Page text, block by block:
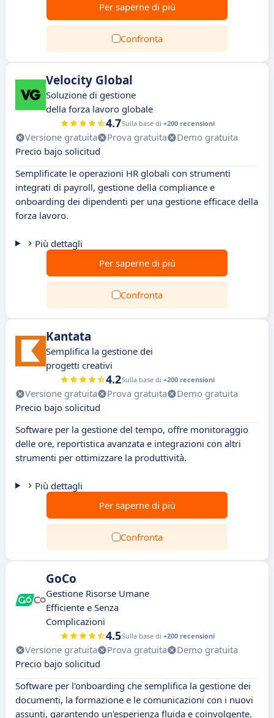
Per saperne di più
Confronta
Velocity Global
Soluzione di gestione
della forza lavoro globale
4.7Sulla base di +200 recensioni
Versione gratuita Prova gratuita
Demo gratuita
Precio bajo solicitud
Semplificate le operazioni HR globali con strumenti
integrati di payroll, gestione della compliance e
onboarding dei dipendenti per una gestione efficace della
forza lavoro.
Più dettagli
Per saperne di più
Confronta
Kantata
Semplifica la gestione dei
progetti creativi
4.2Sulla base di +200 recensioni
Versione gratuita Prova gratuita
Demo gratuita
Precio bajo solicitud
Software per la gestione del tempo, offre monitoraggio
delle ore, reportistica avanzata e integrazioni con altri
strumenti per ottimizzare la produttività.
Più dettagli
Per saperne di più
Confronta
GoCo
Gestione Risorse Umane
Efficiente e Senza
Complicazioni
4.5Sulla base di +200 recensioni
Versione gratuita Prova gratuita
Demo gratuita
Precio bajo solicitud
Software per l'onboarding che semplifica la gestione dei
documenti, la formazione e le comunicazioni con i nuovi
assunti, garantendo un'esperienza fluida e coinvolgente.